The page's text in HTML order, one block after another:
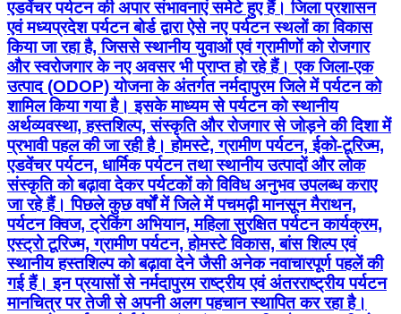
एडवेंचर पर्यटन की अपार संभावनाएं समेटे हुए हैं। जिला प्रशासन
एवं मध्यप्रदेश पर्यटन बोर्ड द्वारा ऐसे नए पर्यटन स्थलों का विकास
किया जा रहा है, जिससे स्थानीय युवाओं एवं ग्रामीणों को रोजगार
और स्वरोजगार के नए अवसर भी प्राप्त हो रहे हैं। एक जिला-एक
उत्पाद (ODOP) योजना के अंतर्गत नर्मदापुरम जिले में पर्यटन को
शामिल किया गया है। इसके माध्यम से पर्यटन को स्थानीय
अर्थव्यवस्था, हस्तशिल्प, संस्कृति और रोजगार से जोड़ने की दिशा में
प्रभावी पहल की जा रही है। होमस्टे, ग्रामीण पर्यटन, ईको-टूरिज्म,
एडवेंचर पर्यटन, धार्मिक पर्यटन तथा स्थानीय उत्पादों और लोक
संस्कृति को बढ़ावा देकर पर्यटकों को विविध अनुभव उपलब्ध कराए
जा रहे हैं। पिछले कुछ वर्षों में जिले में पचमढ़ी मानसून मैराथन,
पर्यटन क्विज, ट्रेकिंग अभियान, महिला सुरक्षित पर्यटन कार्यक्रम,
एस्ट्रो टूरिज्म, ग्रामीण पर्यटन, होमस्टे विकास, बांस शिल्प एवं
स्थानीय हस्तशिल्प को बढ़ावा देने जैसी अनेक नवाचारपूर्ण पहलें की
गई हैं। इन प्रयासों से नर्मदापुरम राष्ट्रीय एवं अंतरराष्ट्रीय पर्यटन
मानचित्र पर तेजी से अपनी अलग पहचान स्थापित कर रहा है।